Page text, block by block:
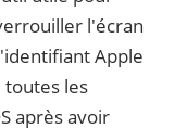
l'écran
Apple
toutes les
après avoir